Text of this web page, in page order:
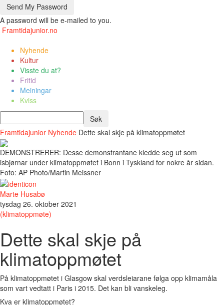
A password will be e-mailed to you.
Framtidajunior.no
Nyhende
Kultur
Visste du at?
Fritid
Meiningar
Kviss
Framtidajunior Nyhende Dette skal skje på klimatoppmøtet
DEMONSTRERER: Desse demonstrantane kledde seg ut som
isbjørnar under klimatoppmøtet i Bonn i Tyskland for nokre år sidan.
Foto: AP Photo/Martin Meissner
Marte Husabø
tysdag 26. oktober 2021
(klimatoppmøte)
Dette skal skje på
klimatoppmøtet
På klimatoppmøtet i Glasgow skal verdsleiarane følga opp klimamåla
som vart vedtatt i Paris i 2015. Det kan bli vanskeleg.
Kva er klimatoppmøtet?